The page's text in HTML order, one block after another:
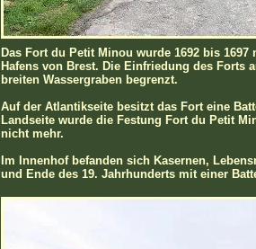
Das Fort du Petit Minou wurde 1692 bis
Hafens von Brest. Die Einfriedung des Forts
breiten Wassergraben begrenzt.
Auf der Atlantikseite besitzt das Fort eine
Landseite wurde die Festung Fort du Petit
nicht mehr.
Im Innenhof befanden sich Kasernen,
und Ende des 19. Jahrhunderts mit einer